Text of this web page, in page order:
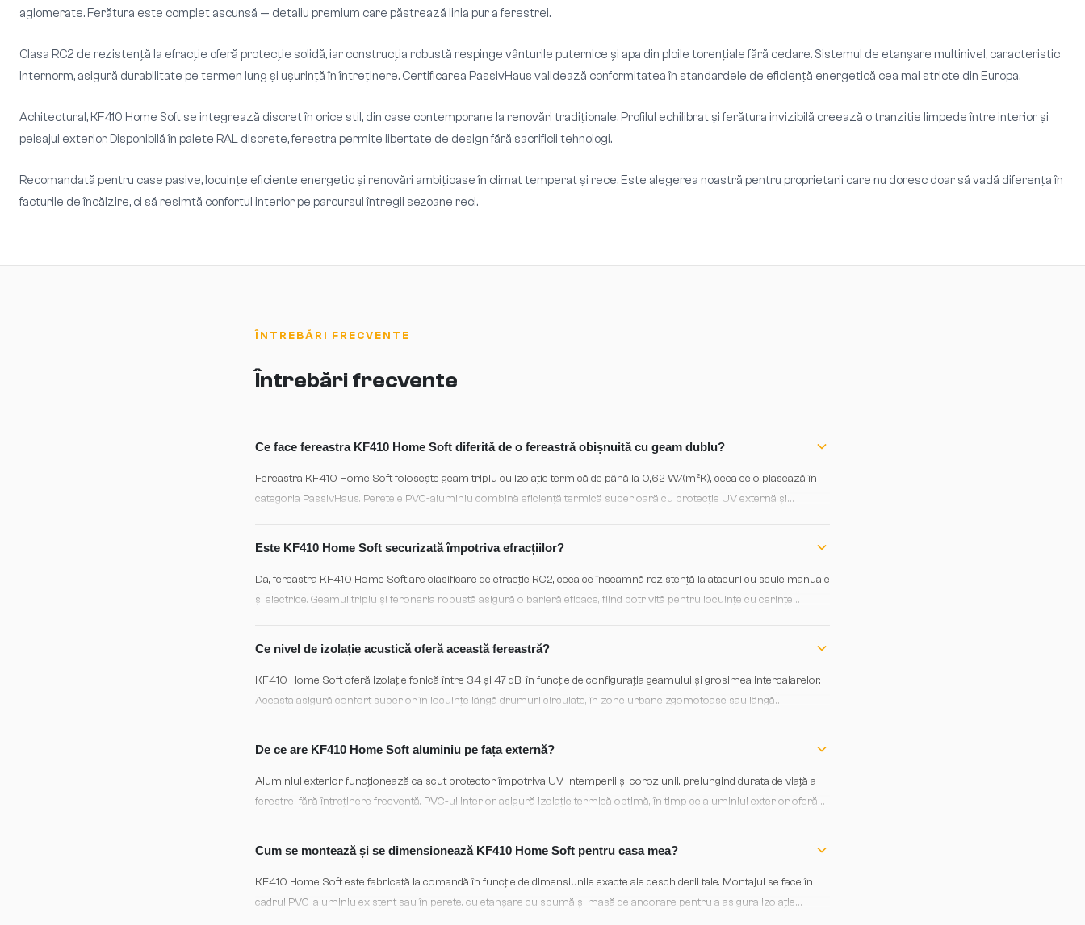
aglomerate. Ferătura este complet ascunsă — detaliu premium care păstrează linia pur a ferestrei.
Clasa RC2 de rezistență la efracție oferă protecție solidă, iar construcția robustă respinge vânturile puternice și apa din ploile torențiale fără cedare. Sistemul de etanșare multinivel, caracteristic
Internorm, asigură durabilitate pe termen lung și ușurință în întreținere. Certificarea PassivHaus validează conformitatea în standardele de eficiență energetică cea mai stricte din Europa.
Achitectural, KF410 Home Soft se integrează discret în orice stil, din case contemporane la renovări tradiționale. Profilul echilibrat și ferătura invizibilă creează o tranzitie limpede între interior și
peisajul exterior. Disponibilă în palete RAL discrete, ferestra permite libertate de design fără sacrificii tehnologi.
Recomandată pentru case pasive, locuințe eficiente energetic și renovări ambițioase în climat temperat și rece. Este alegerea noastră pentru proprietarii care nu doresc doar să vadă diferența în
facturile de încălzire, ci să resimtă confortul interior pe parcursul întregii sezoane reci.
ÎNTREBĂRI FRECVENTE
Întrebări frecvente
Ce face fereastra KF410 Home Soft diferită de o fereastră obișnuită cu geam dublu?
Fereastra KF410 Home Soft folosește geam triplu cu izolație termică de până la 0,62 W/(m²K), ceea ce o plasează în
categoria PassivHaus. Peretele PVC-aluminiu combină eficiență termică superioară cu protecție UV externă și
Este KF410 Home Soft securizată împotriva efracțiilor?
Da, fereastra KF410 Home Soft are clasificare de efracție RC2, ceea ce înseamnă rezistență la atacuri cu scule manuale
și electrice. Geamul triplu și feroneria robustă asigură o barieră eficace, fiind potrivită pentru locuințe cu cerințe
Ce nivel de izolație acustică oferă această fereastră?
KF410 Home Soft oferă izolație fonică între 34 și 47 dB, în funcție de configurația geamului și grosimea intercalarelor.
Aceasta asigură confort superior în locuințe lângă drumuri circulate, în zone urbane zgomotoase sau lângă
De ce are KF410 Home Soft aluminiu pe fața externă?
Aluminiul exterior funcționează ca scut protector împotriva UV, intemperii și coroziunii, prelungind durata de viață a
ferestrei fără întreținere frecventă. PVC-ul interior asigură izolație termică optimă, în timp ce aluminiul exterior oferă
Cum se montează și se dimensionează KF410 Home Soft pentru casa mea?
KF410 Home Soft este fabricată la comandă în funcție de dimensiunile exacte ale deschiderii tale. Montajul se face în
cadrul PVC-aluminiu existent sau în perete, cu etanșare cu spumă și masă de ancorare pentru a asigura izolație